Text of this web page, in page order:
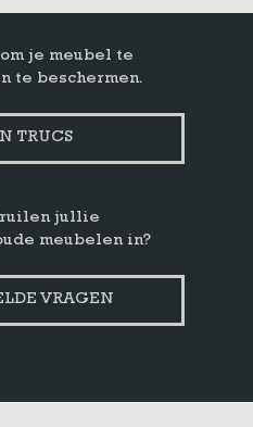
je meubel te
te beschermen.
TRUCS
ruilen jullie
meubelen in?
VRAGEN